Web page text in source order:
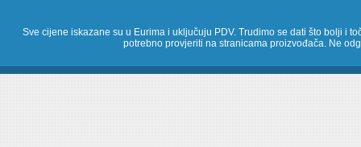
Sve cijene iskazane su u Eurima i uključuju PDV. Trudimo se dati što bolji i
potrebno provjeriti na stranicama proizvođača. Ne